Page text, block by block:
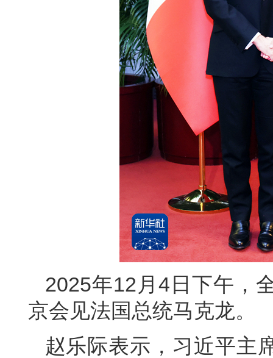
2025年12月4日下午，
京会见法国总统马克龙。
赵乐际表示，习近平主